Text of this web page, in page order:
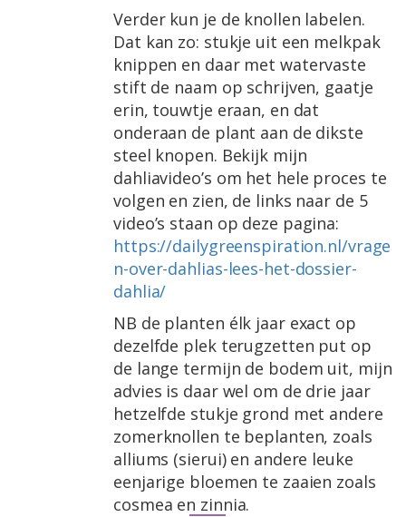
Verder kun je de knollen labelen.
Dat kan zo: stukje uit een melkpak
knippen en daar met watervaste
stift de naam op schrijven, gaatje
erin, touwtje eraan, en dat
onderaan de plant aan de dikste
steel knopen. Bekijk mijn
dahliavideo’s om het hele proces te
volgen en zien, de links naar de 5
video’s staan op deze pagina:
https://dailygreenspiration.nl/vrage
n-over-dahlias-lees-het-dossier-
dahlia/
NB de planten élk jaar exact op
dezelfde plek terugzetten put op
de lange termijn de bodem uit, mijn
advies is daar wel om de drie jaar
hetzelfde stukje grond met andere
zomerknollen te beplanten, zoals
alliums (sierui) en andere leuke
eenjarige bloemen te zaaien zoals
cosmea en zinnia.